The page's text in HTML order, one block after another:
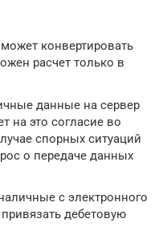
конвертировать
расчет только в
данные на сервер
на это согласие во
спорных ситуаций
о передаче данных
с электронного
дебетовую